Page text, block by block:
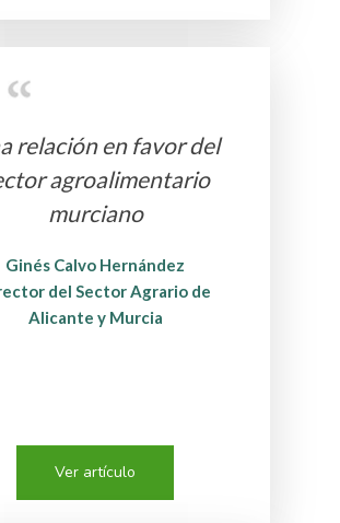
relación en favor del
agroalimentario
murciano
Ginés Calvo Hernández
del Sector Agrario de
Alicante y Murcia
Ver artículo